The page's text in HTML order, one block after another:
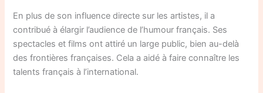
En plus de son influence directe sur les artistes, il a
contribué à élargir l’audience de l’humour français. Ses
spectacles et films ont attiré un large public, bien au-delà
des frontières françaises. Cela a aidé à faire connaître les
talents français à l’international.